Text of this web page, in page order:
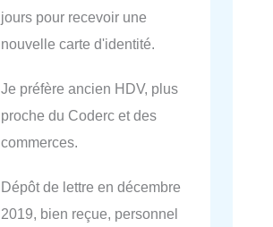
jours pour recevoir une
nouvelle carte d'identité.
Je préfère ancien HDV, plus
proche du Coderc et des
commerces.
Dépôt de lettre en décembre
2019, bien reçue, personnel